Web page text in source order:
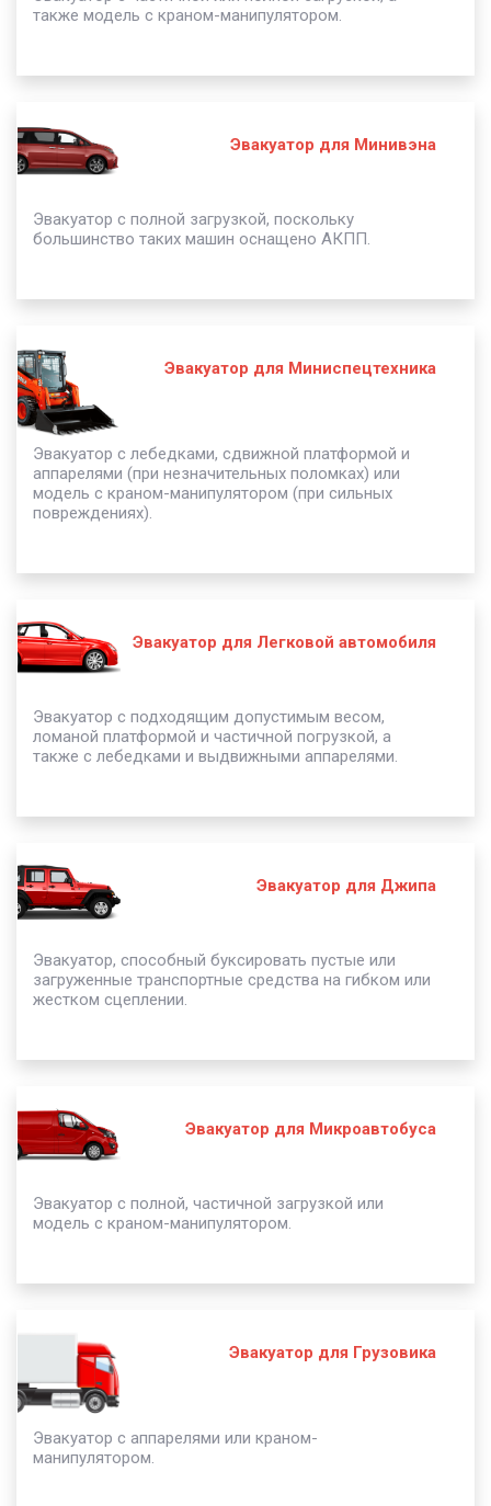
также модель с краном-манипулятором.
Эвакуатор для Минивэна
Эвакуатор с полной загрузкой, поскольку
большинство таких машин оснащено АКПП.
Эвакуатор для Миниспецтехника
Эвакуатор с лебедками, сдвижной платформой и
аппарелями (при незначительных поломках) или
модель с краном-манипулятором (при сильных
повреждениях).
Эвакуатор для Легковой автомобиля
Эвакуатор с подходящим допустимым весом,
ломаной платформой и частичной погрузкой, а
также с лебедками и выдвижными аппарелями.
Эвакуатор для Джипа
Эвакуатор, способный буксировать пустые или
загруженные транспортные средства на гибком или
жестком сцеплении.
Эвакуатор для Микроавтобуса
Эвакуатор с полной, частичной загрузкой или
модель с краном-манипулятором.
Эвакуатор для Грузовика
Эвакуатор с аппарелями или краном-
манипулятором.